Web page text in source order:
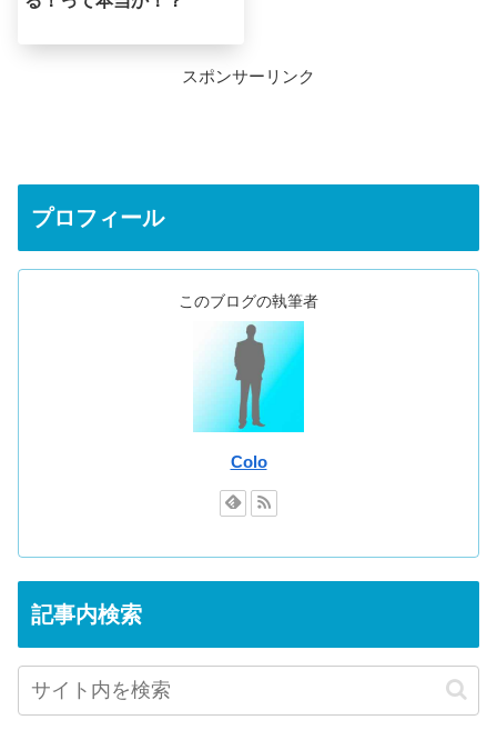
スポンサーリンク
プロフィール
このブログの執筆者
Colo
記事内検索